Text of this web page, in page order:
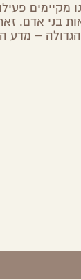
בני אדם.
– מדע